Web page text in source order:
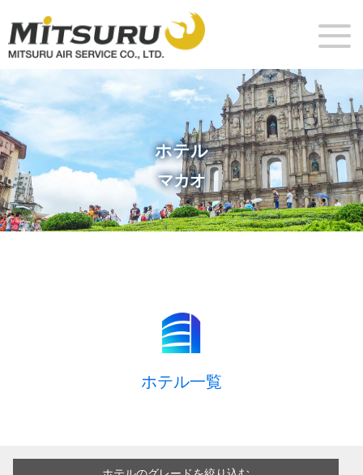
ホテル
マカオ
ホテル一覧